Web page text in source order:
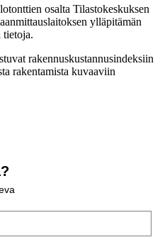
osalta Tilastokeskuksen
ylläpitämän
tietoja.
rakennuskustannusindeksiin
rakentamista kuvaaviin